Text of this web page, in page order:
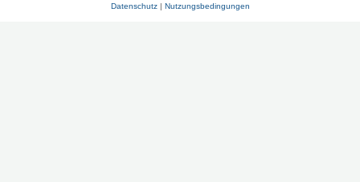
Datenschutz| Nutzungsbedingungen